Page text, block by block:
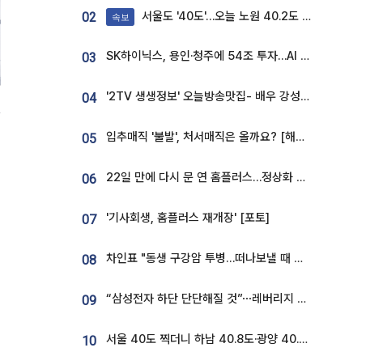
02 속보 서울도 '40도'…오늘 노원 40.2도 기록
03 SK하이닉스, 용인·청주에 54조 투자…AI 메모리 생산기지 키운다
04 '2TV 생생정보' 오늘방송맛집- 배우 강성진 단골! 쌀국수ㆍ푸팟퐁 커리 맛집 '블○○○'
05 입추매직 '불발', 처서매직은 올까요? [해시태그]
06 22일 만에 다시 문 연 홈플러스…정상화 바쁜데 재고 없어 ‘발동동’[가보니]
07 '기사회생, 홈플러스 재개장' [포토]
08 차인표 "동생 구강암 투병…떠나보낼 때 가장 힘들었다”
09 “삼성전자 하단 단단해질 것”⋯레버리지 규제에 쏠림 완화 [찐코노미]
10 서울 40도 찍더니 하남 40.8도·광양 40.2도…전국 '펄펄'